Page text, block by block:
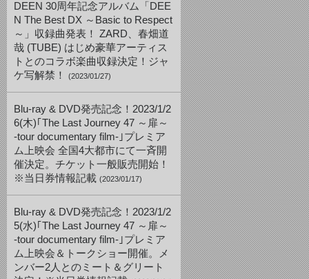
DEEN 30周年記念アルバム「DEE
N The Best DX ～Basic to Respect
～」収録曲発表！ ZARD、春畑道
哉 (TUBE) はじめ豪華アーティス
トとのコラボ楽曲収録決定！ジャ
ケ写解禁！
(2023/01/27)
Blu-ray & DVD発売記念！2023/1/2
6(木)｢The Last Journey 47 ～扉～
-tour documentary film-｣プレミア
ム上映会 全国4大都市にて一斉開
催決定。チケット一般販売開始！
※当日券情報記載 (2023/01/17)
Blu-ray & DVD発売記念！2023/1/2
5(水)｢The Last Journey 47 ～扉～
-tour documentary film-｣プレミア
ム上映会＆トークショー開催。メ
ンバー2人とのミート＆グリート